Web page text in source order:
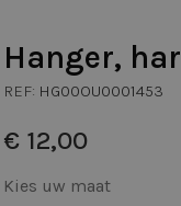
Hanger,
REF: HG00OU0001453
€ 12,00
Kies uw maat